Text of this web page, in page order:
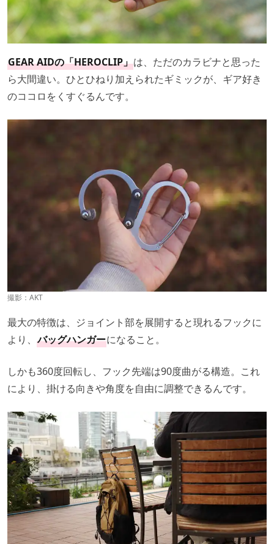
GEAR AIDの「HEROCLIP」は、ただのカラビナと思った
ら大間違い。ひとひねり加えられたギミックが、ギア好き
のココロをくすぐるんです。
撮影： AKT
最大の特徴は、ジョイント部を展開すると現れるフックに
より、 バッグハンガーになること。
しかも360度回転し、フック先端は90度曲がる構造。これ
により、掛ける向きや角度を自由に調整できるんです。